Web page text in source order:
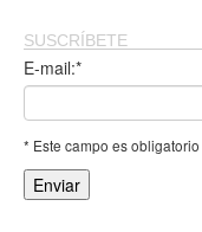
SUSCRÍBETE
E-mail:*
* Este campo es obligatorio